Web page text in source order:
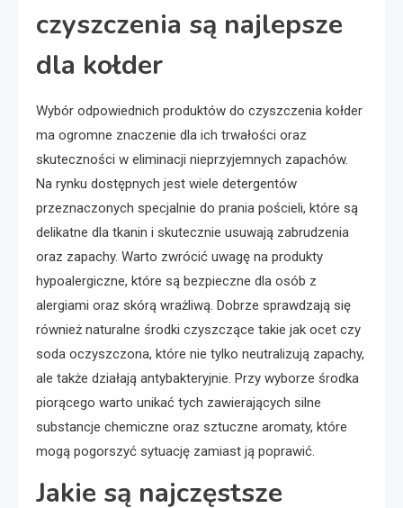
czyszczenia są najlepsze
dla kołder
Wybór odpowiednich produktów do czyszczenia kołder
ma ogromne znaczenie dla ich trwałości oraz
skuteczności w eliminacji nieprzyjemnych zapachów.
Na rynku dostępnych jest wiele detergentów
przeznaczonych specjalnie do prania pościeli, które są
delikatne dla tkanin i skutecznie usuwają zabrudzenia
oraz zapachy. Warto zwrócić uwagę na produkty
hypoalergiczne, które są bezpieczne dla osób z
alergiami oraz skórą wrażliwą. Dobrze sprawdzają się
również naturalne środki czyszczące takie jak ocet czy
soda oczyszczona, które nie tylko neutralizują zapachy,
ale także działają antybakteryjnie. Przy wyborze środka
piorącego warto unikać tych zawierających silne
substancje chemiczne oraz sztuczne aromaty, które
mogą pogorszyć sytuację zamiast ją poprawić.
Jakie są najczęstsze